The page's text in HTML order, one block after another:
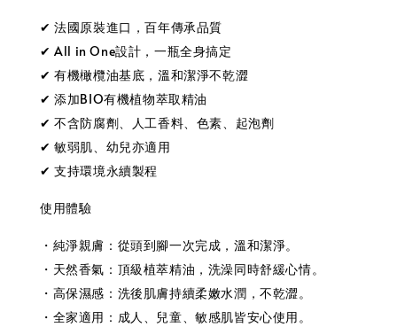
✔ 法國原裝進口，百年傳承品質
✔ All in One設計，一瓶全身搞定
✔ 有機橄欖油基底，溫和潔淨不乾澀
✔ 添加BIO有機植物萃取精油
✔ 不含防腐劑、人工香料、色素、起泡劑
✔ 敏弱肌、幼兒亦適用
✔ 支持環境永續製程
使用體驗
・純淨親膚：從頭到腳一次完成，溫和潔淨。
・天然香氣：頂級植萃精油，洗澡同時舒緩心情。
・高保濕感：洗後肌膚持續柔嫩水潤，不乾澀。
・全家適用：成人、兒童、敏感肌皆安心使用。